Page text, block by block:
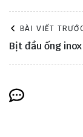
BÀI VIẾT
Bịt đầu ống inox